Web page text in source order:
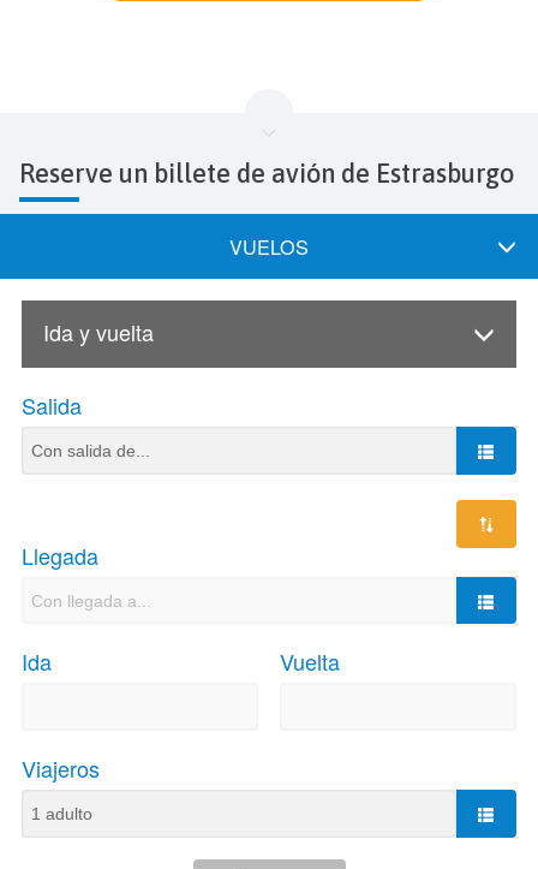
Reserve un billete de avión de Estrasburgo